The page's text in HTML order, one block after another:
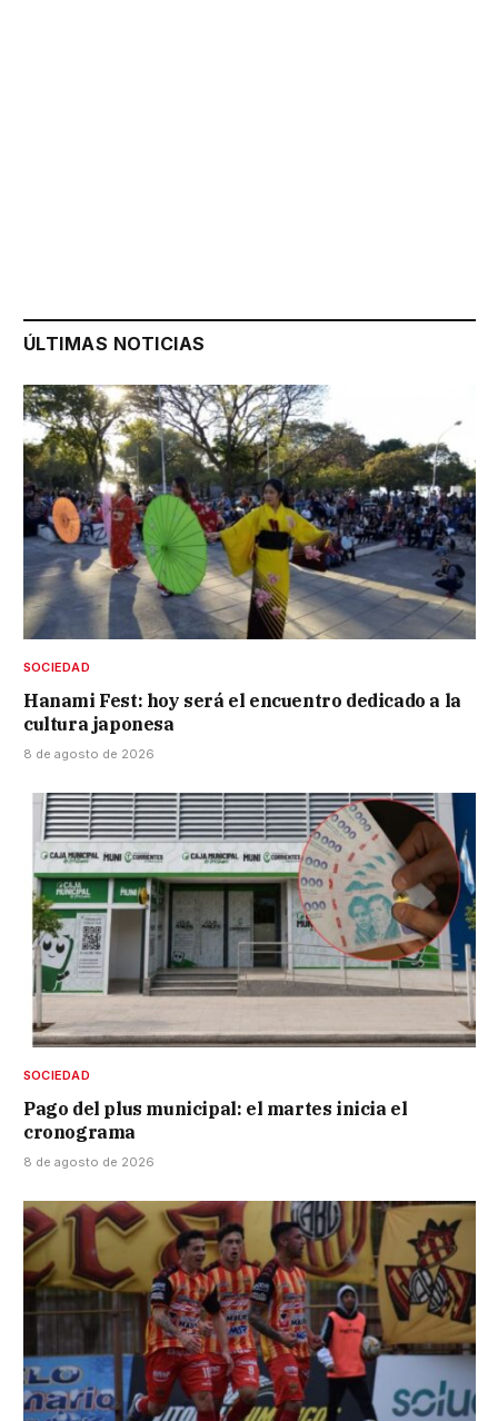
ÚLTIMAS NOTICIAS
SOCIEDAD
Hanami Fest: hoy será el encuentro dedicado a la
cultura japonesa
8 de agosto de 2026
SOCIEDAD
Pago del plus municipal: el martes inicia el
cronograma
8 de agosto de 2026